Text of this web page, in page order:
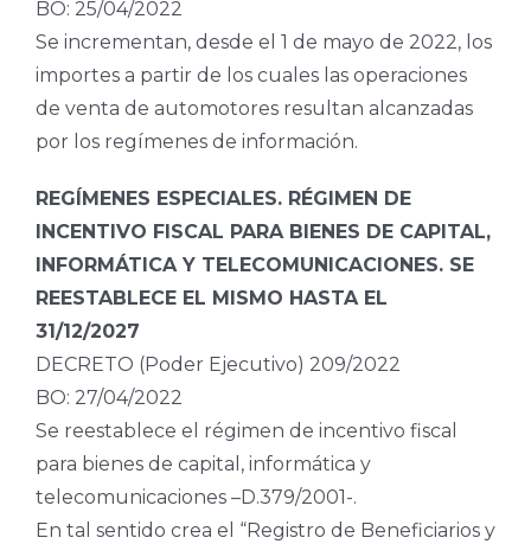
BO: 25/04/2022
Se incrementan, desde el 1 de mayo de 2022, los
importes a partir de los cuales las operaciones
de venta de automotores resultan alcanzadas
por los regímenes de información.
REGÍMENES ESPECIALES. RÉGIMEN DE
INCENTIVO FISCAL PARA BIENES DE CAPITAL,
INFORMÁTICA Y TELECOMUNICACIONES. SE
REESTABLECE EL MISMO HASTA EL
31/12/2027
DECRETO (Poder Ejecutivo) 209/2022
BO: 27/04/2022
Se reestablece el régimen de incentivo fiscal
para bienes de capital, informática y
telecomunicaciones –D.379/2001-.
En tal sentido crea el “Registro de Beneficiarios y